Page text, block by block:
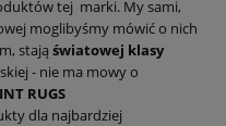
tej marki. My sami,
moglibyśmy mówić o nich
stają światowej klasy
- nie ma mowy o
RUGS
dla najbardziej